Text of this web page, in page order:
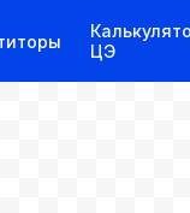
ЦЭ